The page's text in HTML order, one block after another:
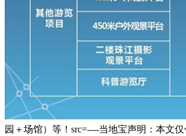
园＋场馆）等！src=----当地宝声明：本文